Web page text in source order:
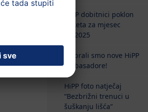
HiPP dobitnici poklon
paketa za mjesec
10/2025
Izabrali smo nove HiPP
ambasadore!
HiPP foto natječaj
“Bezbrižni trenuci u
šuškanju lišća”